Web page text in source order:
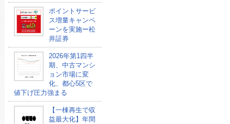
ポイントサービ
ス増量キャンペ
ーンを実施ー松
井証券
2026年第1四半
期、中古マンシ
ョン市場に変
化、都心5区で
値下げ圧力強まる
【一棟再生で収
益最大化】年間